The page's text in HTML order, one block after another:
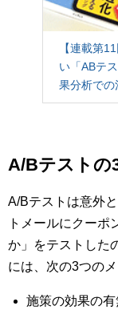
【連載第
い「ABテ
果分析での
A/Bテストの
A/Bテストは意外
トメールにクーポ
か」をテストした
には、次の3つの
施策の効果の